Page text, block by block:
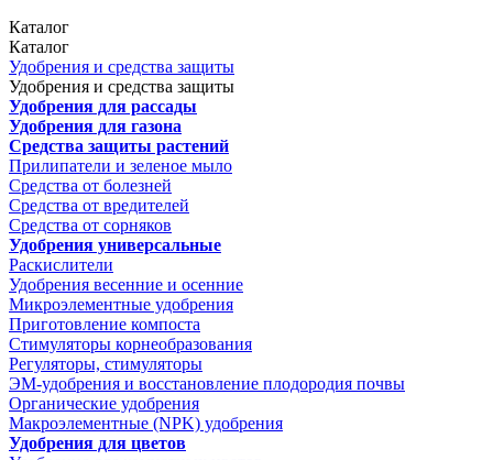
Каталог
Каталог
Удобрения и средства защиты
Удобрения и средства защиты
Удобрения для рассады
Удобрения для газона
Средства защиты растений
Прилипатели и зеленое мыло
Средства от болезней
Средства от вредителей
Средства от сорняков
Удобрения универсальные
Раскислители
Удобрения весенние и осенние
Микроэлементные удобрения
Приготовление компоста
Стимуляторы корнеобразования
Регуляторы, стимуляторы
ЭМ-удобрения и восстановление плодородия почвы
Органические удобрения
Макроэлементные (NPK) удобрения
Удобрения для цветов